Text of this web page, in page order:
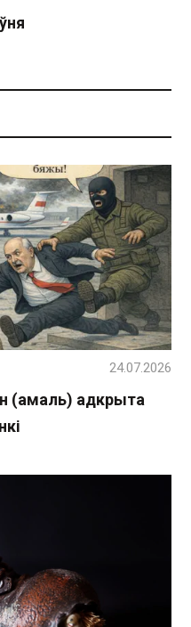
(амаль) адкрыта
24.07.2026